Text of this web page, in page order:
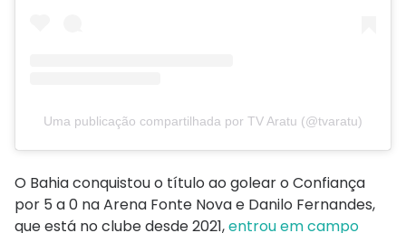
Uma publicação compartilhada por TV Aratu (@tvaratu)
O Bahia conquistou o título ao golear o Confiança
por 5 a 0 na Arena Fonte Nova e Danilo Fernandes,
que está no clube desde 2021,entrou em campo